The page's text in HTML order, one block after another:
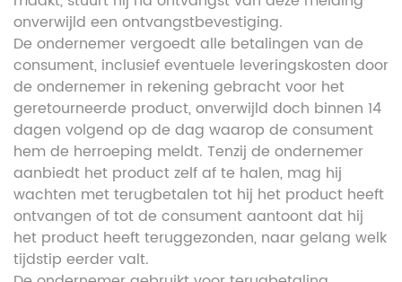
onverwijld een ontvangstbevestiging.
De ondernemer vergoedt alle betalingen van de
consument, inclusief eventuele leveringskosten door
de ondernemer in rekening gebracht voor het
geretourneerde product, onverwijld doch binnen 14
dagen volgend op de dag waarop de consument
hem de herroeping meldt. Tenzij de ondernemer
aanbiedt het product zelf af te halen, mag hij
wachten met terugbetalen tot hij het product heeft
ontvangen of tot de consument aantoont dat hij
het product heeft teruggezonden, naar gelang welk
tijdstip eerder valt.